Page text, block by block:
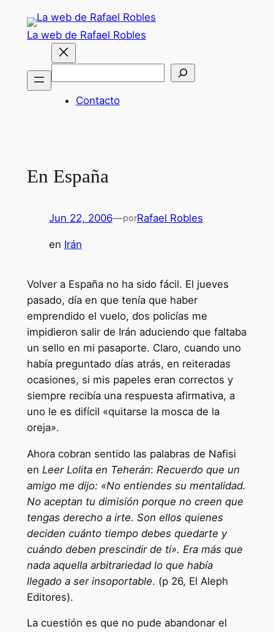
contenido
La web de Rafael Robles
Buscar
Contacto
En España
Jun 22, 2006—porRafael Robles
en Irán
Volver a España no ha sido fácil. El jueves
pasado, día en que tenía que haber
emprendido el vuelo, dos policías me
impidieron salir de Irán aduciendo que faltaba
un sello en mi pasaporte. Claro, cuando uno
había preguntado días atrás, en reiteradas
ocasiones, si mis papeles eran correctos y
siempre recibía una respuesta afirmativa, a
uno le es difícil «quitarse la mosca de la
oreja».
Ahora cobran sentido las palabras de Nafisi
en Leer Lolita en Teherán: Recuerdo que un
amigo me dijo: «No entiendes su mentalidad.
No aceptan tu dimisión porque no creen que
tengas derecho a irte. Son ellos quienes
deciden cuánto tiempo debes quedarte y
cuándo deben prescindir de ti». Era más que
nada aquella arbitrariedad lo que había
llegado a ser insoportable. (p 26, El Aleph
Editores).
La cuestión es que no pude abandonar el